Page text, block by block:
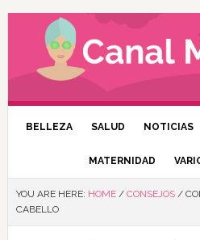
BELLEZA SALUD NOTICIAS
MATERNIDAD
YOU ARE HERE: HOME / CONSEJOS /
CABELLO